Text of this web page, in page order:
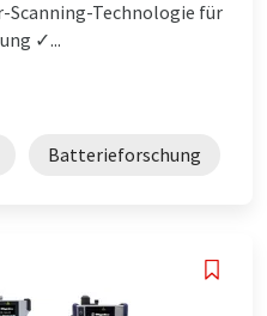
Scanning-Technologie für
✓...
Batterieforschung